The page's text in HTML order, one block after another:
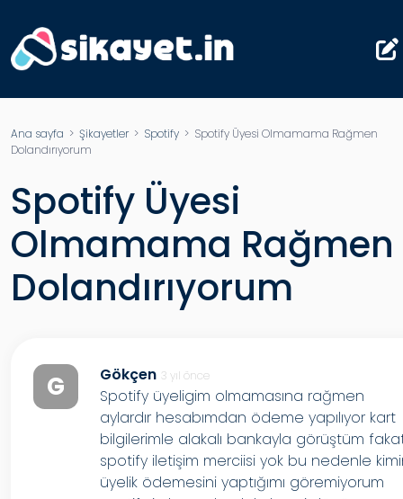
Ana sayfa > Şikayetler> Spotify > Spotify Üyesi Olmamama Rağmen
Dolandırıyorum
Spotify Üyesi
Olmamama Rağmen
Dolandırıyorum
G Gökçen 3 yıl önce
Spotify üyeligim olmamasına rağmen
aylardır hesabımdan ödeme yapılıyor kart
bilgilerimle alakalı bankayla görüştüm
spotify iletişim merciisi yok bu nedenle
üyelik ödemesini yaptığımı göremiyorum